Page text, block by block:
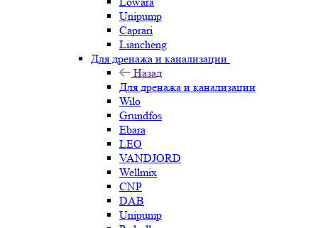
Unipump
Caprari
Liancheng
Для дренажа и канализации
Назад
Для дренажа и канализации
Wilo
Grundfos
Ebara
LEO
VANDJORD
Wellmix
CNP
DAB
Unipump